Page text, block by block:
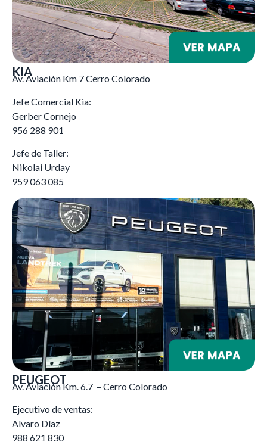
KIA
Av. Aviación Km 7 Cerro Colorado
Jefe Comercial Kia:
Gerber Cornejo
956 288 901
Jefe de Taller:
Nikolai Urday
959 063 085
PEUGEOT
Av. Aviación Km. 6.7 – Cerro Colorado
Ejecutivo de ventas:
Alvaro Díaz
988 621 830